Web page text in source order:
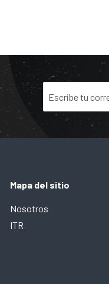
Mapa del sitio
Nosotros
ITR